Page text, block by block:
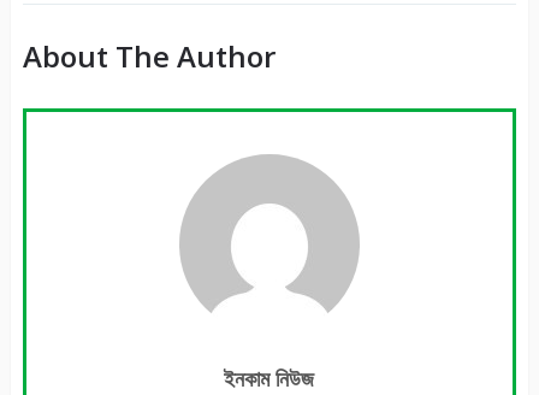
About The Author
ইনকাম নিউজ